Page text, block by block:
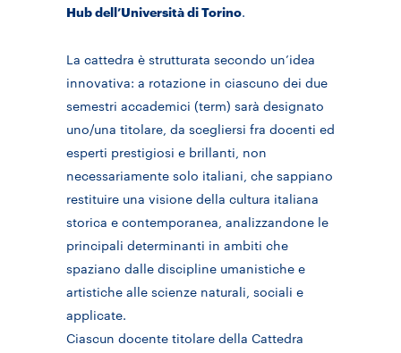
Hub dell’Università di Torino.
La cattedra è strutturata secondo un’idea
innovativa: a rotazione in ciascuno dei due
semestri accademici (term) sarà designato
uno/una titolare, da scegliersi fra docenti ed
esperti prestigiosi e brillanti, non
necessariamente solo italiani, che sappiano
restituire una visione della cultura italiana
storica e contemporanea, analizzandone le
principali determinanti in ambiti che
spaziano dalle discipline umanistiche e
artistiche alle scienze naturali, sociali e
applicate.
Ciascun docente titolare della Cattedra